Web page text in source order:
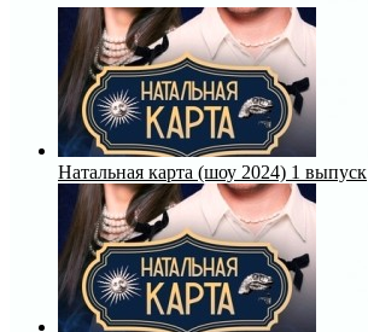
Натальная карта (шоу 2024) 1 выпуск